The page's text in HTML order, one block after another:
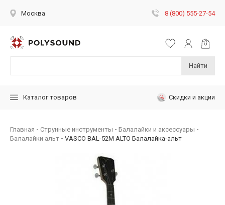
Москва 8 (800) 555-27-54
Найти
Каталог товаров Скидки и акции
Главная Струнные инструменты
Балалайки и аксессуары
Балалайки альт
VASCO BAL-52M ALTO Балалайка-альт